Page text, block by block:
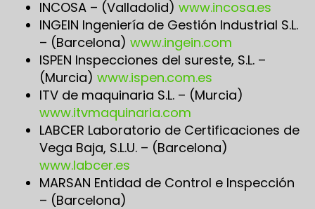
INCOSA – (Valladolid) www.incosa.es
INGEIN Ingeniería de Gestión Industrial S.L.
– (Barcelona) www.ingein.com
ISPEN Inspecciones del sureste, S.L. –
(Murcia) www.ispen.com.es
ITV de maquinaria S.L. – (Murcia)
www.itvmaquinaria.com
LABCER Laboratorio de Certificaciones de
Vega Baja, S.L.U. – (Barcelona)
www.labcer.es
MARSAN Entidad de Control e Inspección
– (Barcelona)